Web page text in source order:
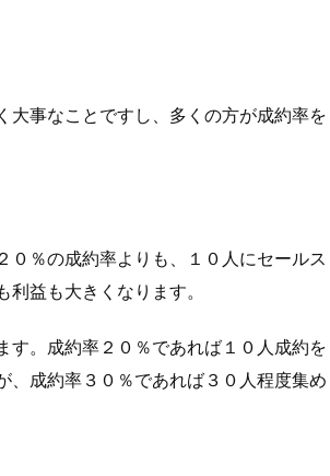
大事なことですし、多くの方が成約率を
０％の成約率よりも、１０人にセールス
益も大きくなります。
す。成約率２０％であれば１０人成約を
、成約率３０％であれば３０人程度集め